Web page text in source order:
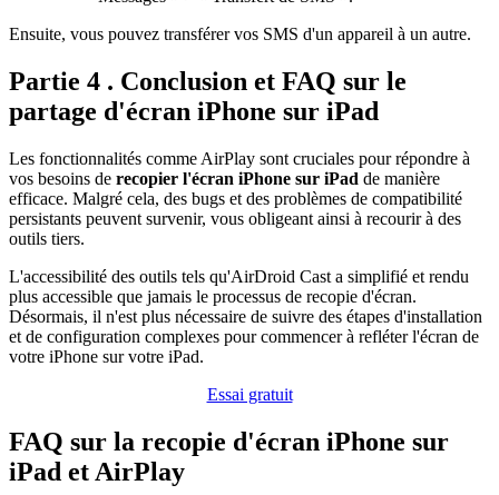
Ensuite, vous pouvez transférer vos SMS d'un appareil à un autre.
Partie 4 . Conclusion et FAQ sur le
partage d'écran iPhone sur iPad
Les fonctionnalités comme AirPlay sont cruciales pour répondre à
vos besoins de recopier l'écran iPhone sur iPad de manière
efficace. Malgré cela, des bugs et des problèmes de compatibilité
persistants peuvent survenir, vous obligeant ainsi à recourir à des
outils tiers.
L'accessibilité des outils tels qu'AirDroid Cast a simplifié et rendu
plus accessible que jamais le processus de recopie d'écran.
Désormais, il n'est plus nécessaire de suivre des étapes d'installation
et de configuration complexes pour commencer à refléter l'écran de
votre iPhone sur votre iPad.
Essai gratuit
FAQ sur la recopie d'écran iPhone sur
iPad et AirPlay